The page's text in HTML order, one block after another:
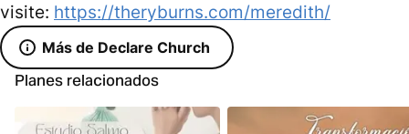
visite: https://theryburns.com/meredith/
Más de Declare Church
Planes relacionados